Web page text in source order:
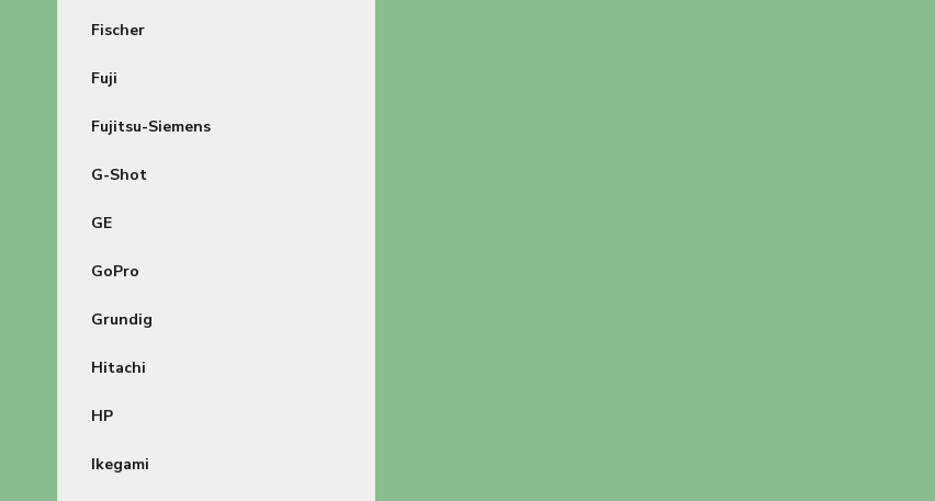
Fischer
Fuji
Fujitsu-Siemens
G-Shot
GE
GoPro
Grundig
Hitachi
HP
Ikegami